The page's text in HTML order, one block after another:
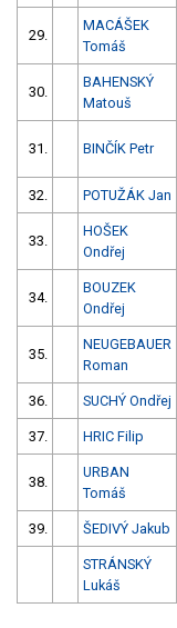
29.
MACÁŠEK
Tomáš
30.
BAHENSKÝ
Matouš
31. BINČÍK Petr
32. POTUŽÁK Jan
33.
HOŠEK
Ondřej
34.
BOUZEK
Ondřej
35.
NEUGEBAUER
Roman
36. SUCHÝ Ondřej
37. HRIC Filip
38.
URBAN
Tomáš
39. ŠEDIVÝ Jakub
STRÁNSKÝ
Lukáš